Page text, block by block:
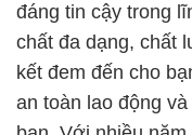
đáng tin cậy trong
chất đa dạng, chất
kết đem đến cho
an toàn lao động